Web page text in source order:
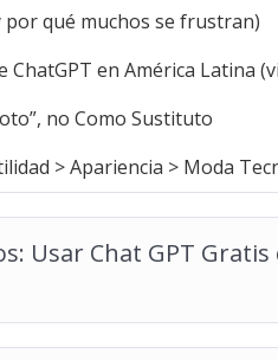
económicos o
y creadores
que la IA puede ser una
“usar ChatGPT ”. Sabrás
sí mismo
por qué muchos se frustran)
ChatGPT en América Latina
no Como Sustituto
> Apariencia > Moda
Usar Chat GPT